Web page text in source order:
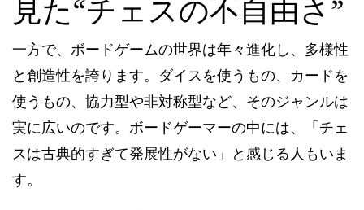
見た“チェスの不自由さ”
一方で、ボードゲームの世界は年々進化し、多様性
と創造性を誇ります。ダイスを使うもの、カードを
使うもの、協力型や非対称型など、そのジャンルは
実に広いのです。ボードゲーマーの中には、「チェ
スは古典的すぎて発展性がない」と感じる人もいま
す。